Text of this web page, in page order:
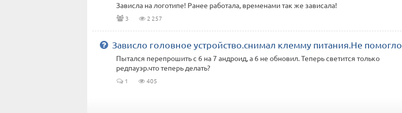
Зависла на логотипе! Ранее работала, временами так же зависала!
3 2 257
Зависло головное устройство.снимал клемму питания.Не помогло
Пытался перепрошить с 6 на 7 андроид, а 6 не обновил. Теперь светится только
редпауэр.что теперь делать?
1 405